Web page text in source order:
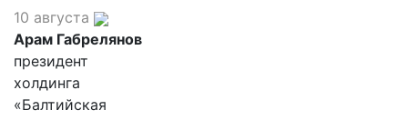
10 августа
Арам Габрелянов
президент
холдинга
«Балтийская